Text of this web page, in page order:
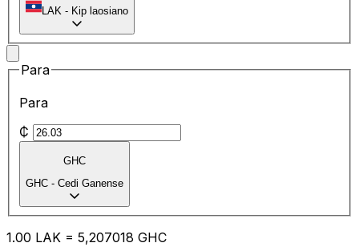
LAK - Kip laosiano
Para
Para
₵
GHC
GHC - Cedi Ganense
1.00 LAK = 5,207018 GHC